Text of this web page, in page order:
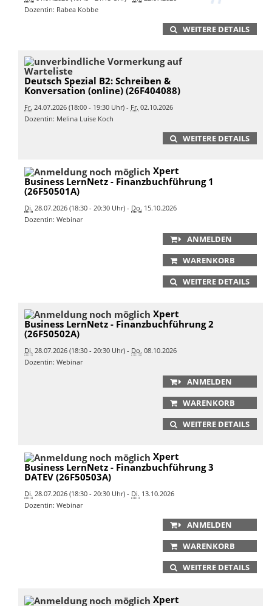
Dozentin: Rabea Kobbe
WEITERE DETAILS
Deutsch Spezial B2: Schreiben &
Konversation (online) (26F404088)
Fr. 24.07.2026 (18:00 - 19:30 Uhr) - Fr. 02.10.2026
Dozentin: Melina Luise Koch
WEITERE DETAILS
Xpert
Business LernNetz - Finanzbuchführung 1
(26F50501A)
Di. 28.07.2026 (18:30 - 20:30 Uhr) - Do. 15.10.2026
Dozentin: Webinar
ANMELDEN
WARENKORB
WEITERE DETAILS
Xpert
Business LernNetz - Finanzbuchführung 2
(26F50502A)
Di. 28.07.2026 (18:30 - 20:30 Uhr) - Do. 08.10.2026
Dozentin: Webinar
ANMELDEN
WARENKORB
WEITERE DETAILS
Xpert
Business LernNetz - Finanzbuchführung 3
DATEV (26F50503A)
Di. 28.07.2026 (18:30 - 20:30 Uhr) - Di. 13.10.2026
Dozentin: Webinar
ANMELDEN
WARENKORB
WEITERE DETAILS
Xpert